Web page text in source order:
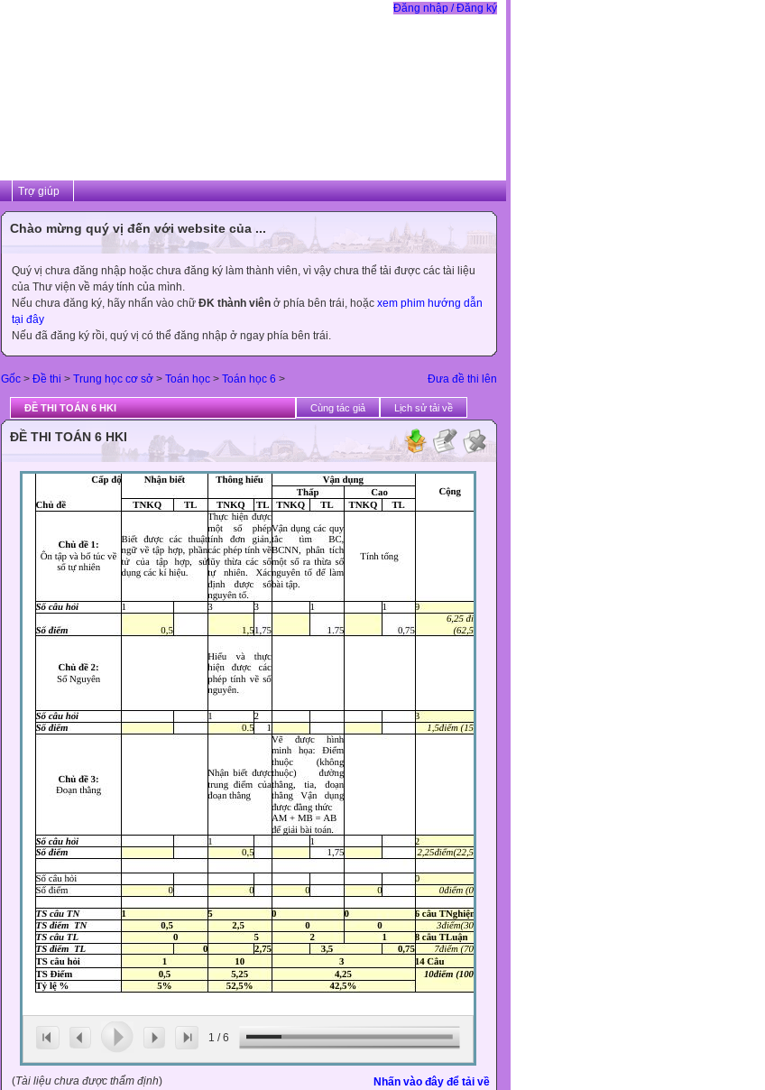
Đăng nhập / Đăng ký
Trợ giúp
Chào mừng quý vị đến với website của ...
Quý vị chưa đăng nhập hoặc chưa đăng ký làm thành viên, vì vậy chưa thể tải được các tài liệu
của Thư viện về máy tính của mình.
Nếu chưa đăng ký, hãy nhấn vào chữ ĐK thành viên ở phía bên trái, hoặc xem phim hướng dẫn
tại đây
Nếu đã đăng ký rồi, quý vị có thể đăng nhập ở ngay phía bên trái.
Đưa đề thi lên
Gốc > Đề thi > Trung học cơ sở > Toán học > Toán học 6 >
ĐỀ THI TOÁN 6 HKI Cùng tác giả Lịch sử tải về
ĐỀ THI TOÁN 6 HKI
1 /6
Nhấn vào đây để tải về
(Tài liệu chưa được thẩm định)